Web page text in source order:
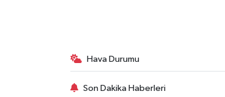
Hava Durumu
Son Dakika Haberleri